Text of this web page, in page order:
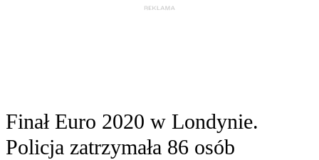
Finał Euro 2020 w Londynie.
Policja zatrzymała 86 osób